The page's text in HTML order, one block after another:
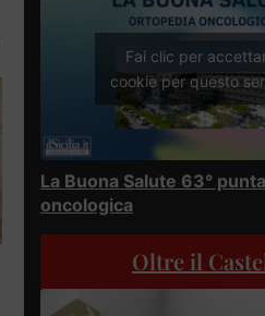
Fai clic per
cookie per questo
La Buona Salute 63°
oncologica
Oltre il